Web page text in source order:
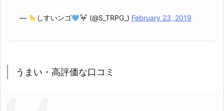
— しすいンゴ (@S_TRPG_) February 23, 2019
うまい・高評価な口コミ